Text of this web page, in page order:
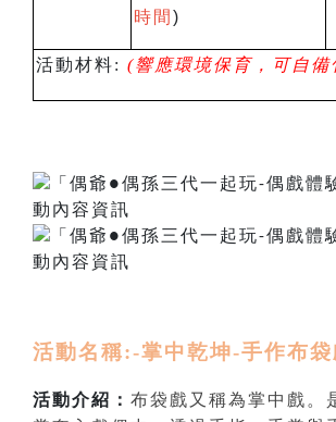
時間 )
活動材料: (響應環境保育，可自備
活動名稱:-掌中乾坤-手作布
活動介紹： 布袋戲又稱為掌中戲。